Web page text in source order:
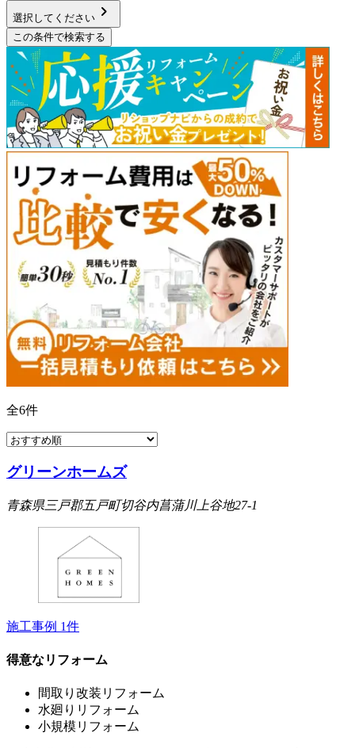
選択してください chevron_right
この条件で検索する
全6件
グリーンホームズ
青森県三戸郡五戸町切谷内菖蒲川上谷地27-1
施工事例 1件
得意なリフォーム
間取り改装リフォーム
水廻りリフォーム
小規模リフォーム